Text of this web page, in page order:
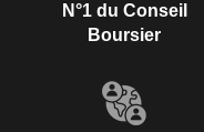
N°1 du Conseil
Boursier